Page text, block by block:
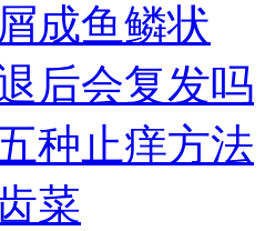
成鱼鳞状
后会复发吗
种止痒方法
菜